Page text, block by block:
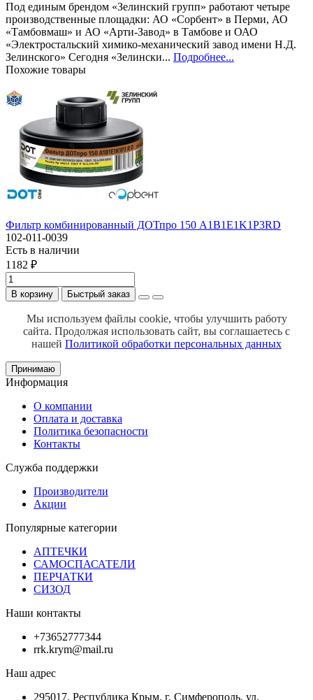
Под единым брендом «Зелинский групп» работают четыре
производственные площадки: АО «Сорбент» в Перми, АО
«Тамбовмаш» и АО «Арти-Завод» в Тамбове и ОАО
«Электростальский химико-механический завод имени Н.Д.
Зелинского» Сегодня «Зелински... Подробнее...
Похожие товары
Фильтр комбинированный ДОТпро 150 A1B1E1K1Р3RD
102-011-0039
Есть в наличии
1182 ₽
В корзину Быстрый заказ
Мы используем файлы cookie, чтобы улучшить работу
сайта. Продолжая использовать сайт, вы соглашаетесь с
нашей Политикой обработки персональных данных
Принимаю
Информация
О компании
Оплата и доставка
Политика безопасности
Контакты
Служба поддержки
Производители
Акции
Популярные категории
АПТЕЧКИ
САМОСПАСАТЕЛИ
ПЕРЧАТКИ
СИЗОД
Наши контакты
+73652777344
rrk.krym@mail.ru
Наш адрес
295017, Республика Крым, г. Симферополь, ул.